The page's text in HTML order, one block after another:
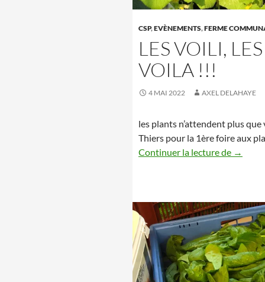
CSP,EVÈNEMENTS,FERME
LES VOILI,
VOILA !!!
4 MAI 2022 AXEL DELAHAYE
les plants n’attendent plus
Thiers pour la 1ère foire aux
Continuer la lecture de
Les
→